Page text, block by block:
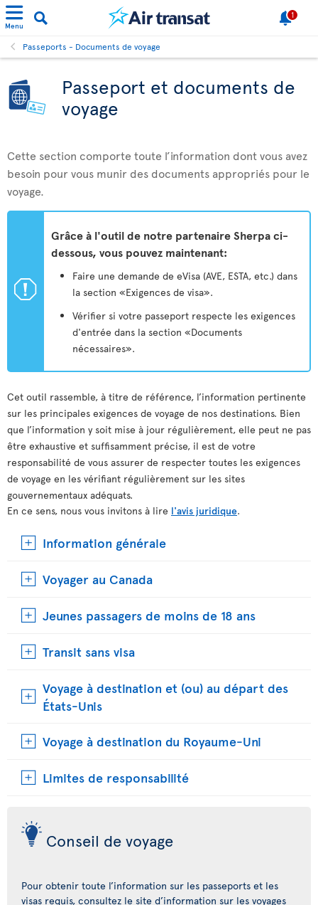
Menu
1
Passeports - Documents de voyage
Passeport et documents de
voyage
Cette section comporte toute l’information dont vous avez
besoin pour vous munir des documents appropriés pour le
voyage.
ü
Grâce à l'outil de notre partenaire Sherpa ci-
dessous, vous pouvez maintenant:
Faire une demande de eVisa (AVE, ESTA, etc.) dans
la section «Exigences de visa».
Vérifier si votre passeport respecte les exigences
d'entrée dans la section «Documents
nécessaires».
Cet outil rassemble, à titre de référence, l’information pertinente
sur les principales exigences de voyage de nos destinations. Bien
que l’information y soit mise à jour régulièrement, elle peut ne pas
être exhaustive et suffisamment précise, il est de votre
responsabilité de vous assurer de respecter toutes les exigences
de voyage en les vérifiant régulièrement sur les sites
gouvernementaux adéquats.
En ce sens, nous vous invitons à lire l'avis juridique.
Information générale
Voyager au Canada
Jeunes passagers de moins de 18 ans
Transit sans visa
Voyage à destination et (ou) au départ des
États-Unis
Voyage à destination du Royaume-Uni
Limites de responsabilité
Conseil de voyage
Pour obtenir toute l’information sur les passeports et les
visas requis, consultez le site d’information sur les voyages